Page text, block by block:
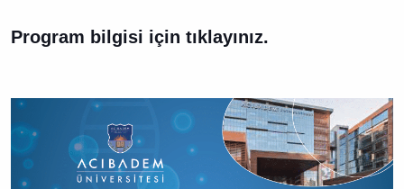
Program bilgisi için tıklayınız.